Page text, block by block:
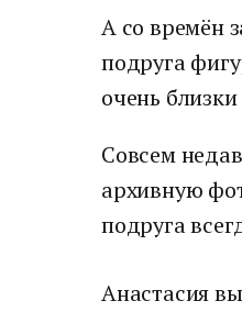
А со времён
подруга
очень
Совсем
архивную
подруга
Анастасия